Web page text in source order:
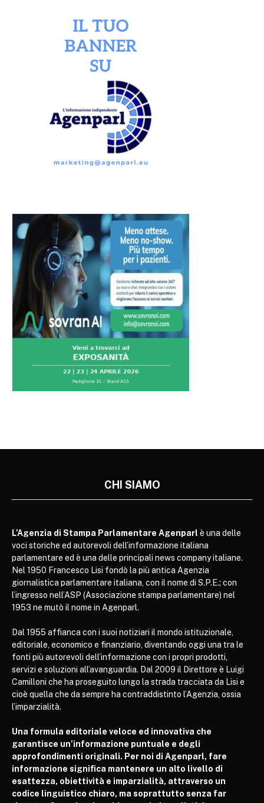
CHI SIAMO
L’Agenzia di Stampa Parlamentare Agenparl è una delle
voci storiche ed autorevoli dell’informazione italiana
parlamentare ed è una delle principali news company italiane.
Nel 1950 Francesco Lisi fondò la più antica Agenzia
giornalistica parlamentare italiana, con il nome di S.P.E.; con
l’ingresso nell’ASP (Associazione stampa parlamentare) nel
1953 ne mutò il nome in Agenparl.
Dal 1955 affianca con i suoi notiziari il mondo istituzionale,
editoriale, economico e finanziario, diventando oggi una tra le
fonti più autorevoli dell’informazione con i propri prodotti,
servizi e soluzioni all’avanguardia. Dal 2009 il Direttore è Luigi
Camilloni che ha proseguito lungo la strada tracciata da Lisi e
cioè quella che da sempre ha contraddistinto l’Agenzia, ossia
l’imparzialità.
Una formula editoriale veloce ed innovativa che
garantisce un’informazione puntuale e degli
approfondimenti originali. Per noi di Agenparl, fare
informazione significa mantenere un alto livello di
esattezza, obiettività e imparzialità, attraverso un
codice linguistico chiaro, ma soprattutto senza far